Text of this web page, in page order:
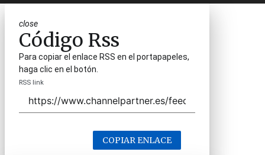
close
Código Rss
Para copiar el enlace RSS en el portapapeles,
haga clic en el botón.
RSS link
COPIAR ENLACE